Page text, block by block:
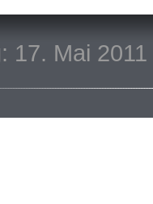
17. Mai